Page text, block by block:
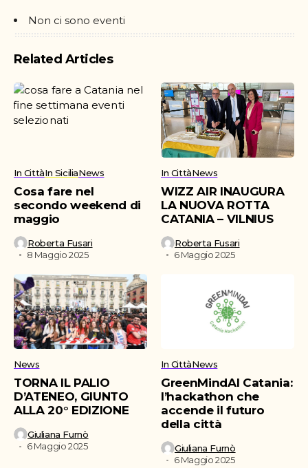
Non ci sono eventi
Related Articles
In CittàIn SiciliaNews
Cosa fare nel
secondo weekend di
maggio
Roberta Fusari
8 Maggio 2025
In CittàNews
WIZZ AIR INAUGURA
LA NUOVA ROTTA
CATANIA – VILNIUS
Roberta Fusari
6 Maggio 2025
News
TORNA IL PALIO
D’ATENEO, GIUNTO
ALLA 20° EDIZIONE
Giuliana Furnò
6 Maggio 2025
In CittàNews
GreenMindAI Catania:
l’hackathon che
accende il futuro
della città
Giuliana Furnò
6 Maggio 2025